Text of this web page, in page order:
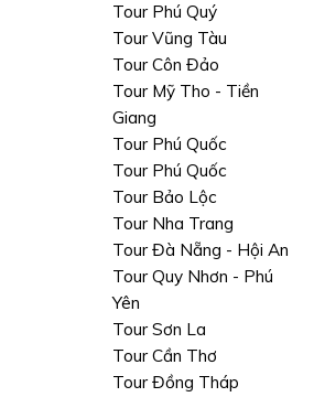
Tour Phú Quý
Tour Vũng Tàu
Tour Côn Đảo
Tour Mỹ Tho - Tiền
Giang
Tour Phú Quốc
Tour Phú Quốc
Tour Bảo Lộc
Tour Nha Trang
Tour Đà Nẵng - Hội An
Tour Quy Nhơn - Phú
Yên
Tour Sơn La
Tour Cần Thơ
Tour Đồng Tháp